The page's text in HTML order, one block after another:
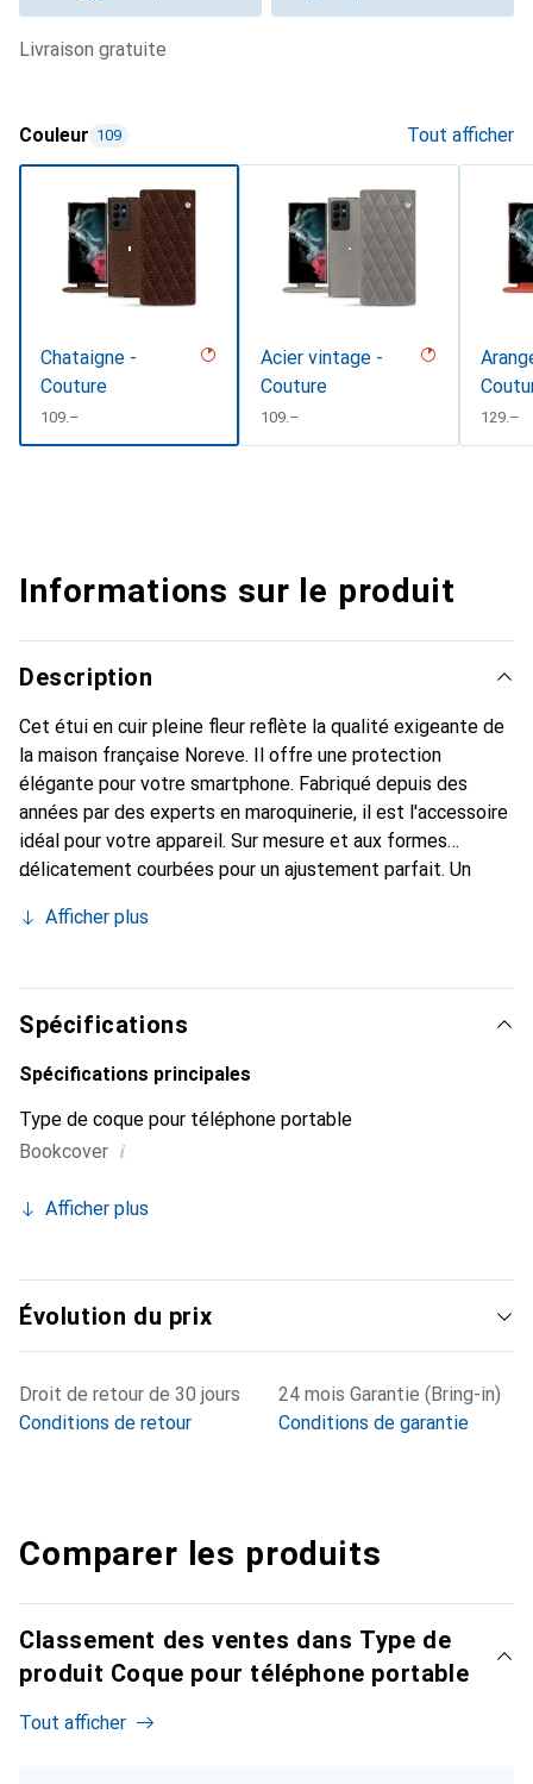
livraison gratuite
Couleur 109 Tout afficher
Chataigne -
Couture
CHF
109.–
Acier vintage -
Couture
CHF
109.– CHF
129.–
Informations sur le produit
Description
Cet étui en cuir pleine fleur reflète la qualité exigeante de
la maison française Noreve. Il offre une protection
élégante pour votre smartphone. Fabriqué depuis des
années par des experts en maroquinerie, il est l'accessoire
idéal pour votre appareil. Sur mesure et aux formes
délicatement courbées pour un ajustement parfait. Un
smartphone. La marque Noreve est reconnue
constitue toujours un excellent choix pour le client
exigeant.
Afficher plus
Spécifications
Spécifications principales
Type de coque pour téléphone portable
Bookcover i
Afficher plus
Évolution du prix
Droit de retour de 30 jours
Conditions de retour
24 mois Garantie (Bring-in)
Conditions de garantie
Comparer les produits
Classement des ventes dans Type de
produit Coque pour téléphone portable
Tout afficher